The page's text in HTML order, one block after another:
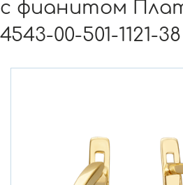
с фианитом
4543-00-501-1121-38